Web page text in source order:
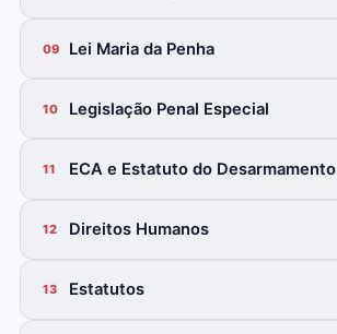
09 Lei Maria da Penha
10 Legislação Penal Especial
11 ECA e Estatuto do Desarmamento
12 Direitos Humanos
13 Estatutos